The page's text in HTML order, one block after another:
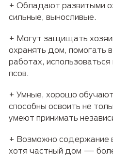
+ Обладают развитыми
сильные, выносливые.
+ Могут защищать
охранять дом, помогать
работах,
псов.
+ Умные, хорошо
способны освоить не
умеют принимать
+ Возможно содержание
хотя частный дом —